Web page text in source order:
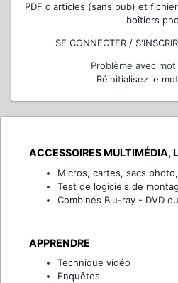
PDF d'articles (sans pub) et
boîtiers
SE CONNECTER /
Problème avec
Réinitialisez le
ACCESSOIRES MULTIMÉDIA,
Micros, cartes, sacs
Test de logiciels de
Combinés Blu-ray - DVD
APPRENDRE
Technique vidéo
Enquêtes